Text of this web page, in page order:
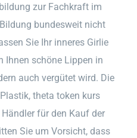
zur Fachkraft im
bundesweit nicht
Sie Ihr inneres Girlie
Ihnen schöne Lippen in
auch vergütet wird. Die
theta token kurs
für den Kauf der
Sie um Vorsicht, dass